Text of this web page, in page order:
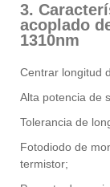
3.
acoplado
1310nm
Centrar longitud
Alta potencia de
Tolerancia de
Fotodiodo de
termistor;